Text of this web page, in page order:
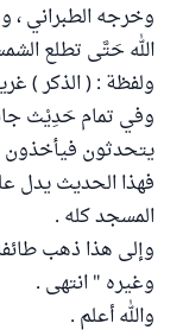
وخرجه الطبراني
الله حَتَّى تطلع
ولفظة : ( الذكر )
وفي تمام حَدِيْث
يتحدثون فيأخذون
فهذا الحديث يدل
المسجد كله .
وإلى هذا ذهب
وغيره " انتهى .
والله أعلم .